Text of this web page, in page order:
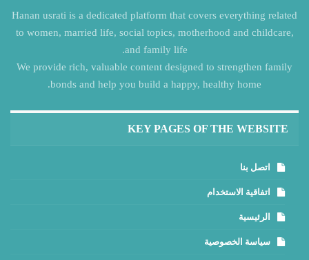
Hanan usrati is a dedicated platform that covers everything related
to women, married life, social topics, motherhood and childcare,
and family life.
We provide rich, valuable content designed to strengthen family
bonds and help you build a happy, healthy home.
KEY PAGES OF THE WEBSITE
اتصل بنا
اتفاقية الاستخدام
الرئيسية
سياسة الخصوصية